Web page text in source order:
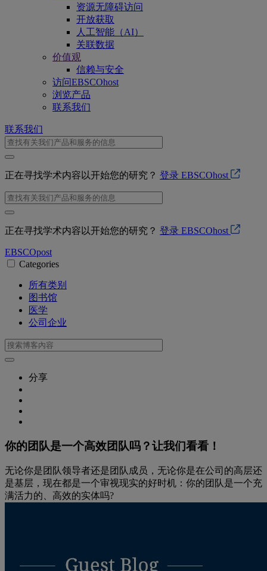
资源无障碍访问
开放获取
人工智能（AI）
关联数据
价值观
信赖与安全
访问EBSCOhost
浏览产品
联系我们
联系我们
正在寻找学术内容以开始您的研究？ 登录 EBSCOhost
正在寻找学术内容以开始您的研究？ 登录 EBSCOhost
EBSCOpost
Categories
所有类别
图书馆
医学
公司企业
分享
你的团队是一个高效团队吗？让我们看看！
无论你是团队领导者还是团队成员，无论你是在公司的高层还
是基层，现在都是一个审视现实的好时机：你的团队是一个充
满活力的、高效的实体吗?